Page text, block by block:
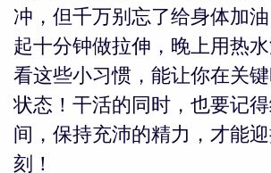
冲，但千万别忘了给身体加
起十分钟做拉伸，晚上用热
看这些小习惯，能让你在关
状态！干活的同时，也要记
间，保持充沛的精力，才能
刻！